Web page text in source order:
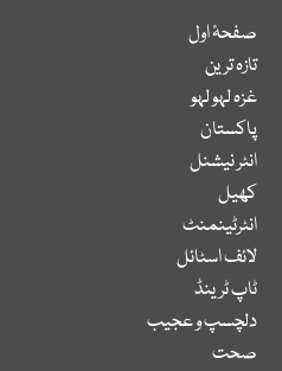
صفحۂ اول
تازہ ترین
غزہ لہو لہو
پاکستان
انٹر نیشنل
کھیل
انٹرٹینمنٹ
لائف اسٹائل
ٹاپ ٹرینڈ
دلچسپ و عجیب
صحت